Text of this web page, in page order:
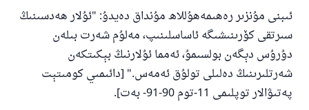
ئىبنى مۇنزىر رەھىمەھۇللاھ مۇنداق دەيدۇ: "ئۇلار ھەدسىنىڭ
سىرتقى كۆرىنىشىگە ئاساسلىنىپ، مەلۇم شەرت بىلەن
دۇرۇس دېگەن بولسىمۇ، ئەمما ئۇلارنىڭ بېكىتكەن
شەرتلىرىنىڭ دەلىلى تولۇق ئەمەس." [دائىمىي كومىتېت
پەتىۋالار توپلىمى 11-توم 90-91- بەت].